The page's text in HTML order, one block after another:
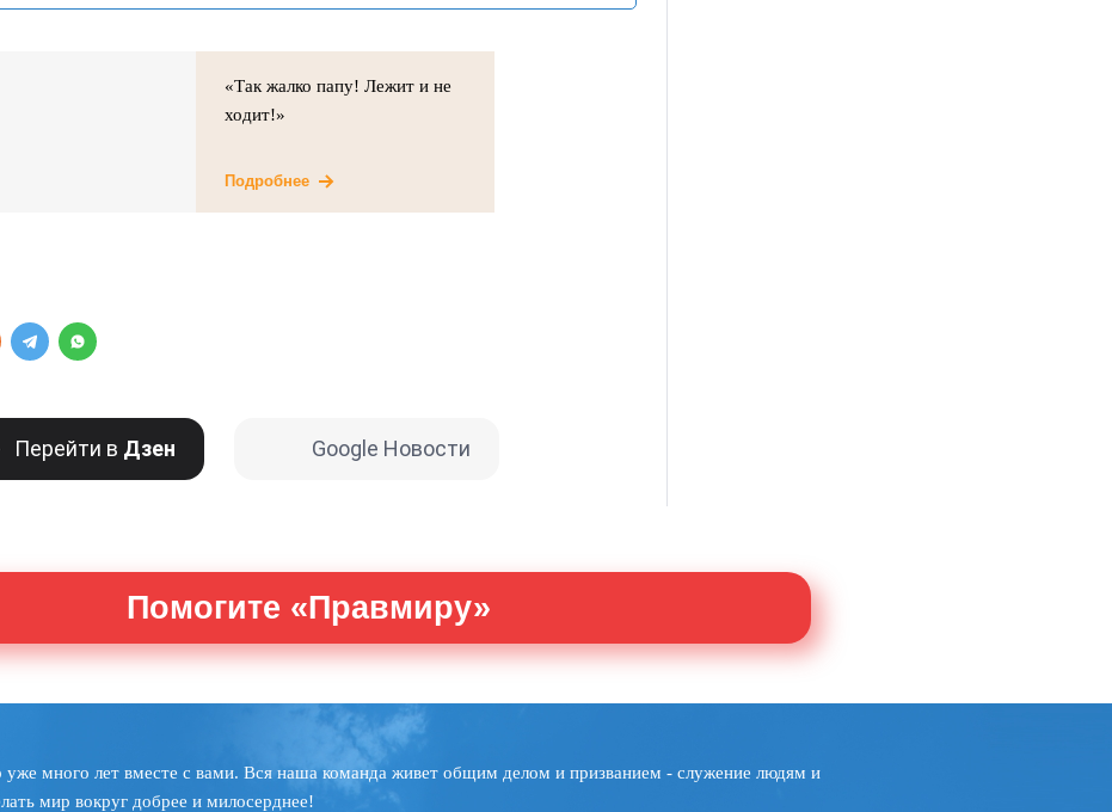
«Так жалко папу! Лежит и не
ходит!»
Подробнее
Перейти в Дзен Google Новости
Помогите «Правмиру»
уже много лет вместе с вами. Вся наша команда живет общим делом и призванием - служение людям и
мир вокруг добрее и милосерднее!